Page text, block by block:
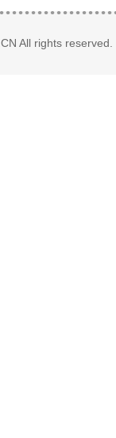
All rights